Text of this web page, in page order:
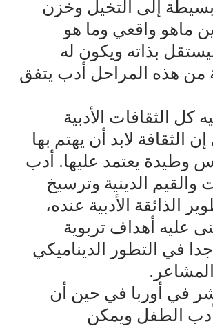
إلى التخيل وخزن
ماهو واقعي وما هو
بذاته ويكون له
هذه المراحل أدب يتفق
الثقافات الأدبية
الثقافة لابد أن يهتم بها
وطيدة يعتمد عليها. أدب
الدينية وترسيخ
الذائقة الأدبية عنده،
عليه أهداف تربوية
في التطور الديناميكي
في أوربا في حين أن
الطفل ويمكن